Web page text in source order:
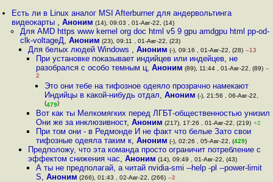
Есть ли в Linux аналог MSI Afterburner для андервольтинга
видеокарты ,Аноним (14), 09:03 , 01-Авг-22, (14)
Для AMD https www kernel org doc html v5 9 gpu amdgpu html pp-od-
clk-voltageД, Аноним (23), 09:11 , 01-Авг-22, (23)
Для белых людей Windows , Аноним (-), 09:16 , 01-Авг-22, (28) –13
При установке показывает индийцев или индейцев, не
разобрался с особо темным ц,Аноним (89), 11:44 , 01-Авг-22, (89) –
2
Это они тебе на тифозное одеяло прозрачно намекают
Индийцы в какой-нибудь отдал, Аноним (-), 21:56 , 06-Авг-22,
(479)
Вот как ты Мелкомягких перед ЛГБТ-общественностью унизил
Они же за инклюзивност,Аноним (217), 17:26 , 01-Авг-22, (219) +2
При том они - в Редмонде И не факт что белые Зато свои
тифозные одеяла таким к,Аноним (-), 02:26 , 05-Авг-22, (429)
Предположу, что эта команда просто ограничит потребление с
эффектом снижения час, Аноним (14), 09:49 , 01-Авг-22, (43)
А ты не предполагай, а читай nvidia-smi --help -pl --power-limit
S,Аноним (266), 01:43 , 02-Авг-22, (266) –2